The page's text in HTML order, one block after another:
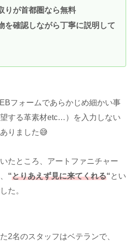
りが首都圏なら無料
を確認しながら丁寧に説明して
フォームであらかじめ細かい事
する革素材etc…）を入力しない
りました😅
たところ、アートファニチャー
“とりあえず見に来てくれる“ とい
た。
2名のスタッフはベテランで、